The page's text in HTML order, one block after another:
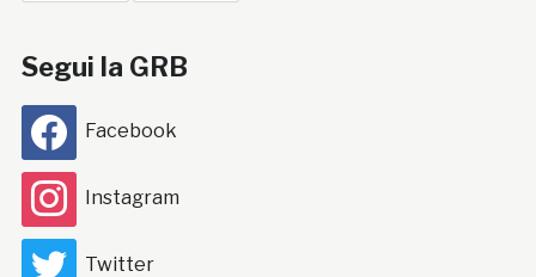
Segui la GRB
Facebook
Instagram
Twitter